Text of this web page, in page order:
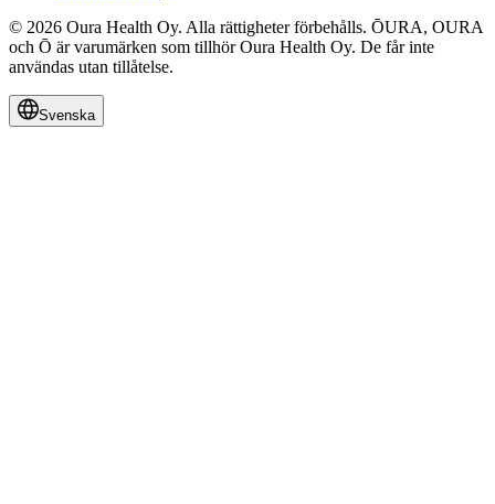
© 2026 Oura Health Oy. Alla rättigheter förbehålls. ŌURA, OURA
och Ō är varumärken som tillhör Oura Health Oy. De får inte
användas utan tillåtelse.
Svenska